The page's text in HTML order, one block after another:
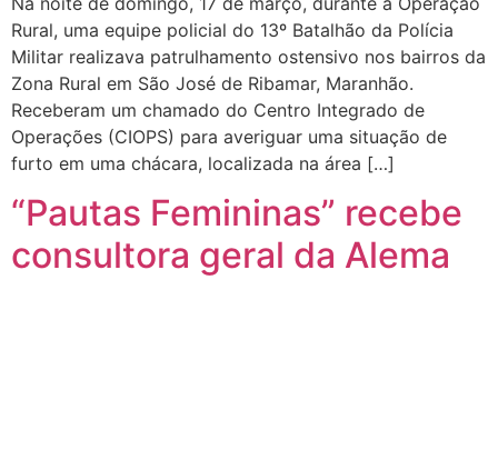
Rural, uma equipe policial do 13º Batalhão da Polícia
Militar realizava patrulhamento ostensivo nos bairros da
Zona Rural em São José de Ribamar, Maranhão.
Receberam um chamado do Centro Integrado de
Operações (CIOPS) para averiguar uma situação de
furto em uma chácara, localizada na área […]
“Pautas Femininas” recebe
consultora geral da Alema